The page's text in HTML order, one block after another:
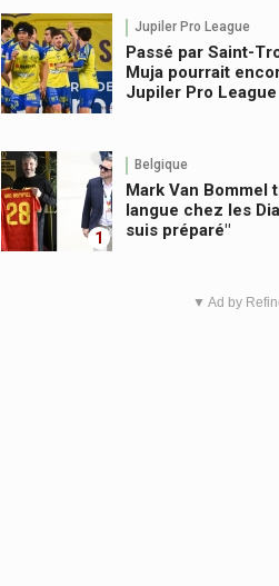
Jupiler Pro League
Passé par Saint-
Muja pourrait
Jupiler Pro League
1
Belgique
Mark Van Bommel
langue chez les
suis préparé"
▼ Ad by